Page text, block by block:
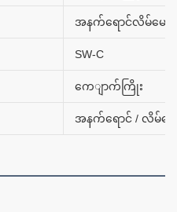
အနက်ရောင်လိမ်မော်ရ
SW-C
ကေျာက်ကြိုး
အနက်ရောင် / လိမ်မေ